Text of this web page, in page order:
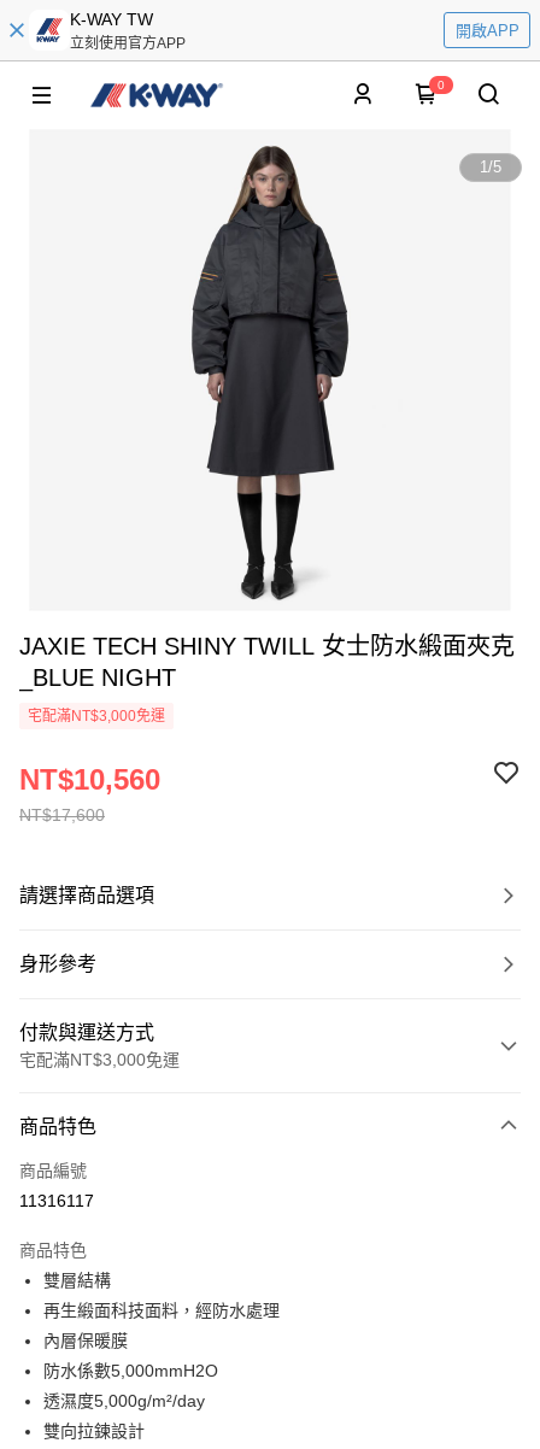
K-WAY TW
立刻使用官方APP
開啟APP
0
1/5
JAXIE TECH SHINY TWILL 女士防水緞面夾克
_BLUE NIGHT
宅配滿NT$3,000免運
NT$17,600
NT$10,560
請選擇商品選項
身形參考
付款與運送方式
宅配滿NT$3,000免運
信用卡一次付款
信用卡分期付款
合作金庫商業銀行
華南商業銀行
上海商業儲蓄銀行
國泰世華商業銀行
臺灣中小企業銀行
匯豐（台灣）商業銀行
聯邦商業銀行
元大商業銀行
LINE Pay
Apple Pay
街口支付
悠遊付
商品特色
商品編號
11316117
商品特色
雙層結構
再生緞面科技面料，經防水處理
內層保暖膜
防水係數5,000mmH2O
透濕度5,000g/m²/day
雙向拉鍊設計